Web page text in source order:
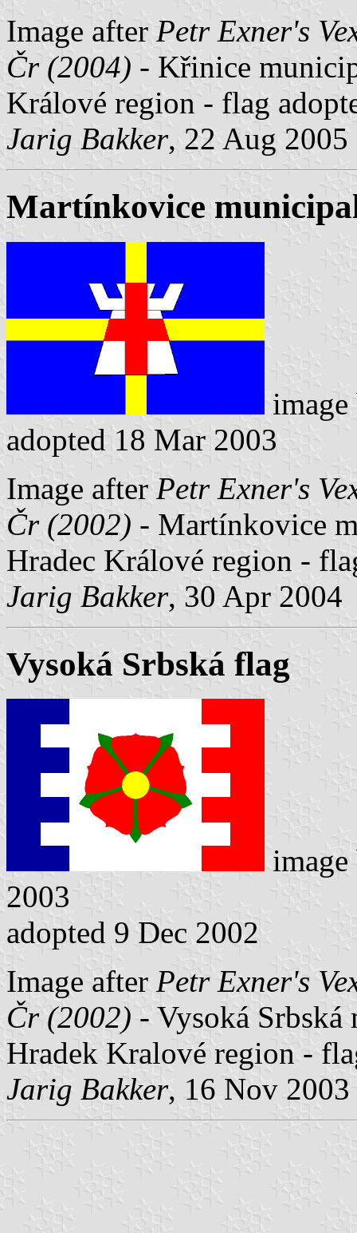
Image after Petr Exner's
Čr (2004) - Křinice
Králové region - flag
Jarig Bakker, 22 Aug 2005
Martínkovice
adopted 18 Mar 2003
Image after Petr Exner's
Čr (2002) - Martínkovice
Hradec Králové region -
Jarig Bakker, 30 Apr 2004
Vysoká Srbská flag
2003
adopted 9 Dec 2002
Image after Petr Exner's
Čr (2002) - Vysoká
Hradek Kralové region -
Jarig Bakker, 16 Nov 2003